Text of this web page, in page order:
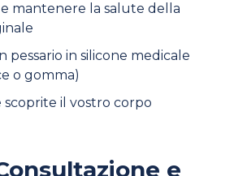
mantenere la salute della
pessario in silicone medicale
o gomma)
scoprite il vostro corpo
e